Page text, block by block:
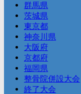
群馬県
茨城県
東京都
神奈川県
大阪府
京都府
福岡県
整骨院併設大会
終了大会